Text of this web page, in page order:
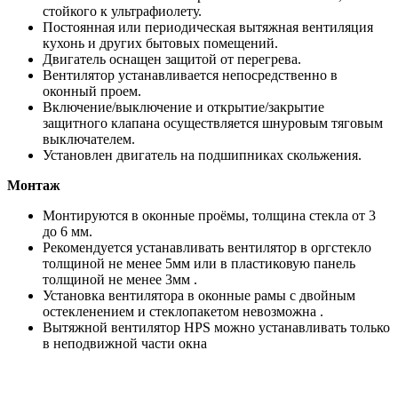
стойкого к ультрафиолету.
Постоянная или периодическая вытяжная вентиляция
кухонь и других бытовых помещений.
Двигатель оснащен защитой от перегрева.
Вентилятор устанавливается непосредственно в
оконный проем.
Включение/выключение и открытие/закрытие
защитного клапана осуществляется шнуровым тяговым
выключателем.
Установлен двигатель на подшипниках скольжения.
Монтаж
Монтируются в оконные проёмы, толщина стекла от 3
до 6 мм.
Рекомендуется устанавливать вентилятор в оргстекло
толщиной не менее 5мм или в пластиковую панель
толщиной не менее 3мм .
Установка вентилятора в оконные рамы с двойным
остекленением и стеклопакетом невозможна .
Вытяжной вентилятор HPS можно устанавливать только
в неподвижной части окна